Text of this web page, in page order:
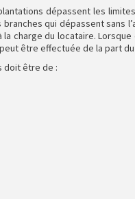
dépassent les
qui dépassent sans
la charge du locataire.
être effectuée de la part
doit être de :